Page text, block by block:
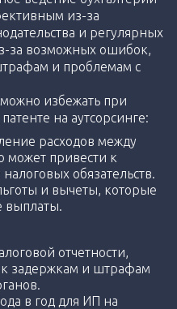
из-за
и регулярных
за возможных ошибок,
и проблемам с
избежать при
на аутсорсинге:
расходов между
может привести к
обязательств.
и вычеты, которые
выплаты.
отчетности,
к задержкам и штрафам
в год для ИП на